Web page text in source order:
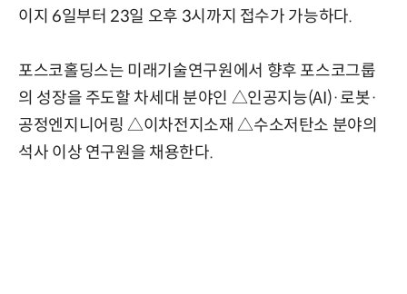
이지 6일부터 23일 오후 3시까지 접수가 가능하다.
포스코홀딩스는 미래기술연구원에서 향후 포스코그룹
의 성장을 주도할 차세대 분야인 △인공지능(AI)·로봇·
공정엔지니어링 △이차전지소재 △수소저탄소 분야의
석사 이상 연구원을 채용한다.